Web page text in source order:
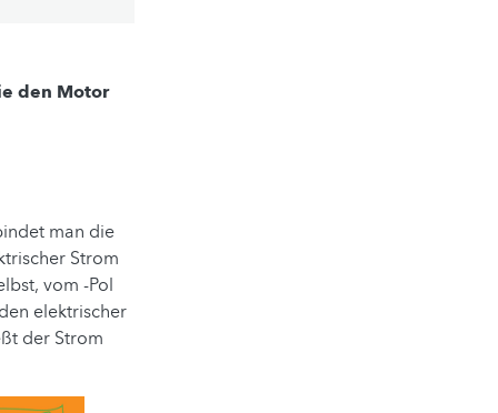
den Motor
man die
Strom
vom -Pol
elektrischer
der Strom